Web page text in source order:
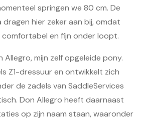
springen we 80 cm. De
dragen hier zeker aan bij, omdat
en fijn onder loopt.
Allegro, mijn zelf opgeleide pony.
Z1-dressuur en ontwikkelt zich
de zadels van SaddleServices
Don Allegro heeft daarnaast
op zijn naam staan, waaronder